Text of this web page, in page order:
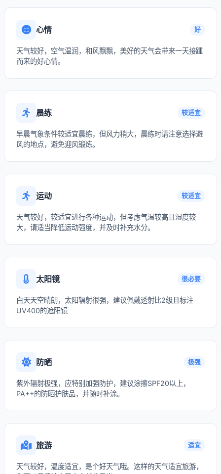
心情 好
天气较好，空气温润，和风飘飘，美好的天气会带来一天接踵
而来的好心情。
晨练 较适宜
早晨气象条件较适宜晨练，但风力稍大，晨练时请注意选择避
风的地点，避免迎风锻炼。
运动 较适宜
天气较好，较适宜进行各种运动，但考虑气温较高且湿度较
大，请适当降低运动强度，并及时补充水分。
太阳镜 很必要
白天天空晴朗，太阳辐射很强，建议佩戴透射比2级且标注
UV400的遮阳镜
防晒 极强
紫外辐射极强，应特别加强防护，建议涂擦SPF20以上，
PA++的防晒护肤品，并随时补涂。
旅游 适宜
天气较好，温度适宜，是个好天气哦。这样的天气适宜旅游，